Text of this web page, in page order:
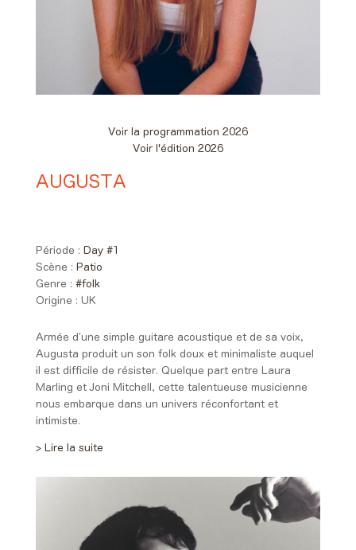
Voir la programmation 2026
Voir l'édition 2026
AUGUSTA
Période : Day #1
Scène : Patio
Genre : #folk
Origine : UK
Armée d’une simple guitare acoustique et de sa voix,
Augusta produit un son folk doux et minimaliste auquel
il est difficile de résister. Quelque part entre Laura
Marling etJoni Mitchell, cette talentueuse musicienne
nous embarque dans un univers réconfortantet
intimiste.
> Lire la suite